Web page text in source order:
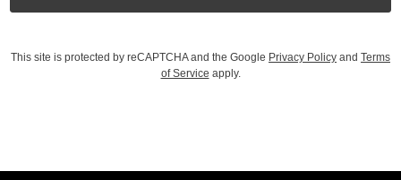
This site is protected by reCAPTCHA and the Google Privacy Policy and Terms
of Service apply.